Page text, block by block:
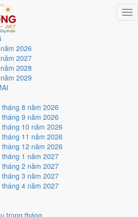
2026
2027
2028
2029
8 năm 2026
9 năm 2026
10 năm 2026
11 năm 2026
12 năm 2026
1 năm 2027
2 năm 2027
3 năm 2027
4 năm 2027
trong tháng
Tuất)
15/12/2028
- Ngày 30/10 âm
tốt hay xấu?
(Thứ Sáu) là ngày 30/10/2028 âm
khắc Chi, Trực Bế, Sao Ngưu, nạp âm
làNgày Hungvới điểm trung bình
Giờ Hoàng Đạo trong ngày: